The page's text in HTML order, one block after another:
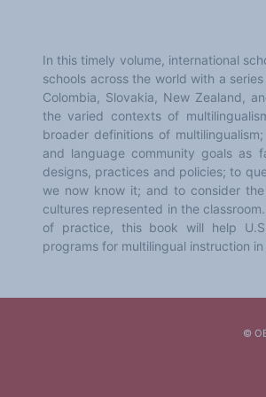
LES FONDAMENTAUX
Les acteurs du plurilinguisme
Langues et géopolitique - L'avenir des langues
Multilinguismes et plurilinguismes
Politiques et droits linguistiques
Dynamique des langues
Langues et histoire
Langues, sciences et philosophie
Science ouverte
Langues et pouvoirs
Terminologie
Textes de référence
DOSSIERS THÉMATIQUES
Education et recherche
Accès à la banque de données Relations
In this timely volume, international
schools across the world with a
Colombia, Slovakia, New Zealand,
the varied contexts of
broader definitions of
and language community goals as
designs, practices and policies; to
we now know it; and to consider
cultures represented in the
of practice, this book will help
programs for multilingual instruction in
©